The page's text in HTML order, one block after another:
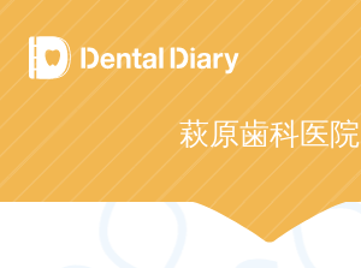
Skip
to
content
萩原歯科医院